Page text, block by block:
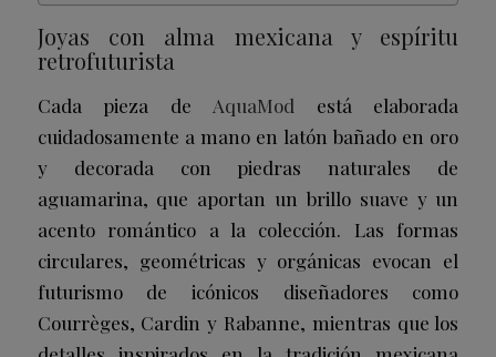
Joyas con alma mexicana y espíritu
retrofuturista
Cada pieza de AquaMod está elaborada
cuidadosamente a mano en latón bañado en oro
y decorada con piedras naturales de
aguamarina, que aportan un brillo suave y un
acento romántico a la colección. Las formas
circulares, geométricas y orgánicas evocan el
futurismo de icónicos diseñadores como
Courrèges, Cardin y Rabanne, mientras que los